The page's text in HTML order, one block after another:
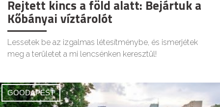
Rejtett kincs a föld alatt: Bejártuk a
Kőbányai víztárolót
Lessetek be az izgalmas létesítménybe, és ismerjétek
meg a területet a mi lencsénken keresztül!
GOODAPEST